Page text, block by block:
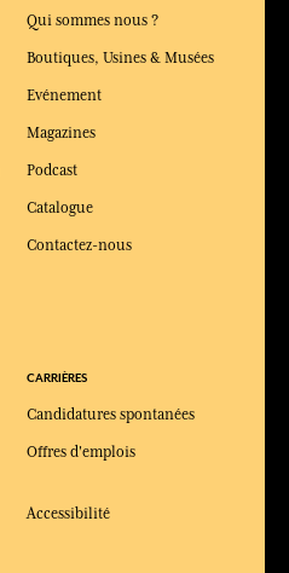
Qui sommes nous ?
Boutiques, Usines & Musées
Evénement
Magazines
Podcast
Catalogue
Contactez-nous
CARRIÈRES
Candidatures spontanées
Offres d'emplois
Accessibilité